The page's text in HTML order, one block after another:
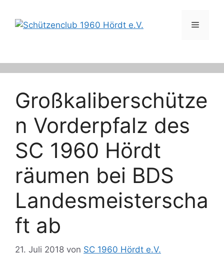
Inhalt
springen
Menü
Großkaliberschütze
n Vorderpfalz des
SC 1960 Hördt
räumen bei BDS
Landesmeisterscha
ft ab
21. Juli 2018 von SC 1960 Hördt e.V.